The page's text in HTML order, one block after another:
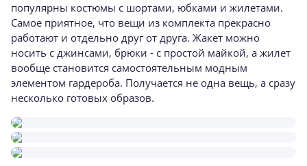
популярны костюмы с шортами, юбками и жилетами.
Самое приятное, что вещи из комплекта прекрасно
работают и отдельно друг от друга. Жакет можно
носить с джинсами, брюки - с простой майкой, а жилет
вообще становится самостоятельным модным
элементом гардероба. Получается не одна вещь, а сразу
несколько готовых образов.